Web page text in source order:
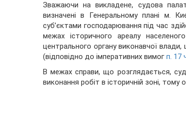
Зважаючи на викладене, судова
визначені в Генеральному плані м.
суб’єктами господарювання під час
межах історичного ареалу
центрального органу виконавчої
(відповідно до імперативних вимог п. 17
В межах справи, що розглядається,
виконання робіт в історичній зоні,